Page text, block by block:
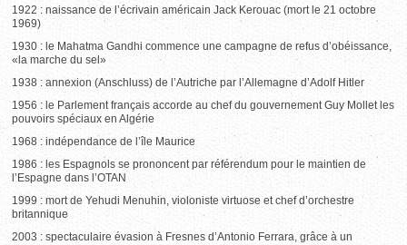
1922 : naissance de l’écrivain américain Jack Kerouac (mort le 21 octobre
1969)
1930 : le Mahatma Gandhi commence une campagne de refus d’obéissance,
«la marche du sel»
1938 : annexion (Anschluss) de l’Autriche par l’Allemagne d’Adolf Hitler
1956 : le Parlement français accorde au chef du gouvernement Guy Mollet les
pouvoirs spéciaux en Algérie
1968 : indépendance de l’île Maurice
1986 : les Espagnols se prononcent par référendum pour le maintien de
l’Espagne dans l’OTAN
1999 : mort de Yehudi Menuhin, violoniste virtuose et chef d’orchestre
britannique
2003 : spectaculaire évasion à Fresnes d’Antonio Ferrara, grâce à un